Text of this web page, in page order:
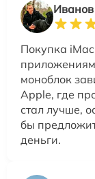
Покупка
моноблок
Apple, где
стал лучше,
бы
деньги.